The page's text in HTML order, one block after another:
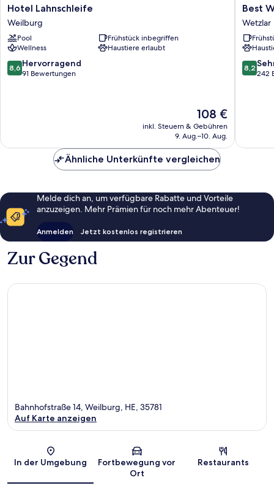
Hotel
Lahnschleife
Weilburg
Hotel Lahnschleife
Weilburg
Pool
Frühstück inbegriffen
Wellness
Haustiere erlaubt
8.6
von
8,6 Hervorragend
91 Bewertungen
Der
Preis
beträgt
108 €
inkl. Steuern & Gebühren
9. Aug.–10. Aug.
Best
Western
Hotel
Wetzlar
Wetzlar
Best
Wetzlar
8.2
von
8,2
242
Ähnliche Unterkünfte vergleichen
Melde dich an, um verfügbare Rabatte und Vorteile
anzuzeigen. Mehr Prämien für noch mehr Abenteuer!
Anmelden Jetzt kostenlos registrieren
Zur Gegend
Karte
Bahnhofstraße 14, Weilburg, HE, 35781
Auf Karte anzeigen
In der Umgebung
Fortbewegung vor
Ort
Restaurants